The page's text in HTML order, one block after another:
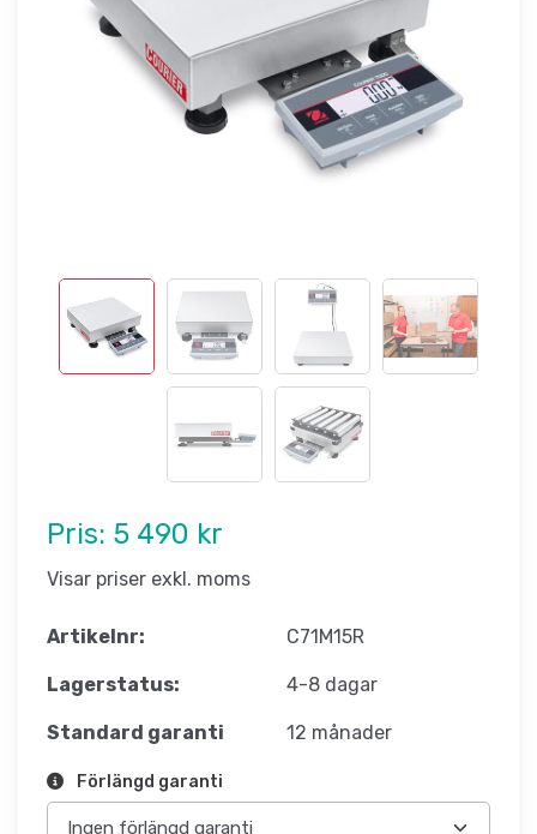
Pris: 5 490 kr
Visar priser exkl. moms
Artikelnr: C71M15R
Lagerstatus: 4-8 dagar
Standard garanti 12 månader
Förlängd garanti